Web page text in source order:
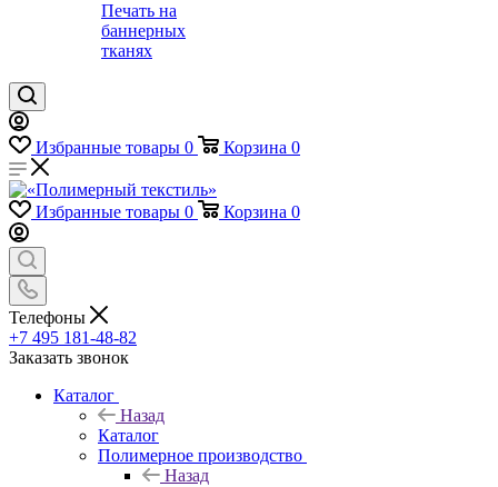
Печать на
баннерных
тканях
Избранные товары 0 Корзина 0
Избранные товары 0 Корзина 0
Телефоны
+7 495 181-48-82
Заказать звонок
Каталог
Назад
Каталог
Полимерное производство
Назад